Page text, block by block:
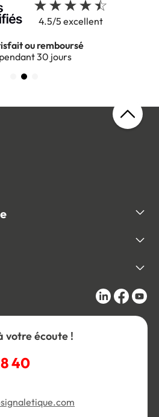
4.5/5 excellent
ou remboursé
pendant 30 jours
votre écoute !
40